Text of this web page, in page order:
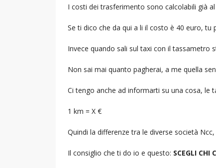
I costi dei trasferimento sono calcolabili già
Se ti dico che da qui a li il costo è 40 euro,
Invece quando sali sul taxi con il tassametro
Non sai mai quanto pagherai, a me quella
Ci tengo anche ad informarti su una cosa, le
1 km = X €
Quindi la differenze tra le diverse società
Il consiglio che ti do io e questo: SCEGLI CHI